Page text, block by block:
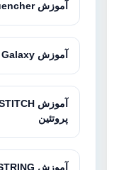
آموزش Sequencher برای آنالیز توالی DNA
آموزش Galaxy برای تحلیل داده‌های توالی‌یابی
پروتئین
آموزش STRING برای تحلیل تعاملات پروتئینی